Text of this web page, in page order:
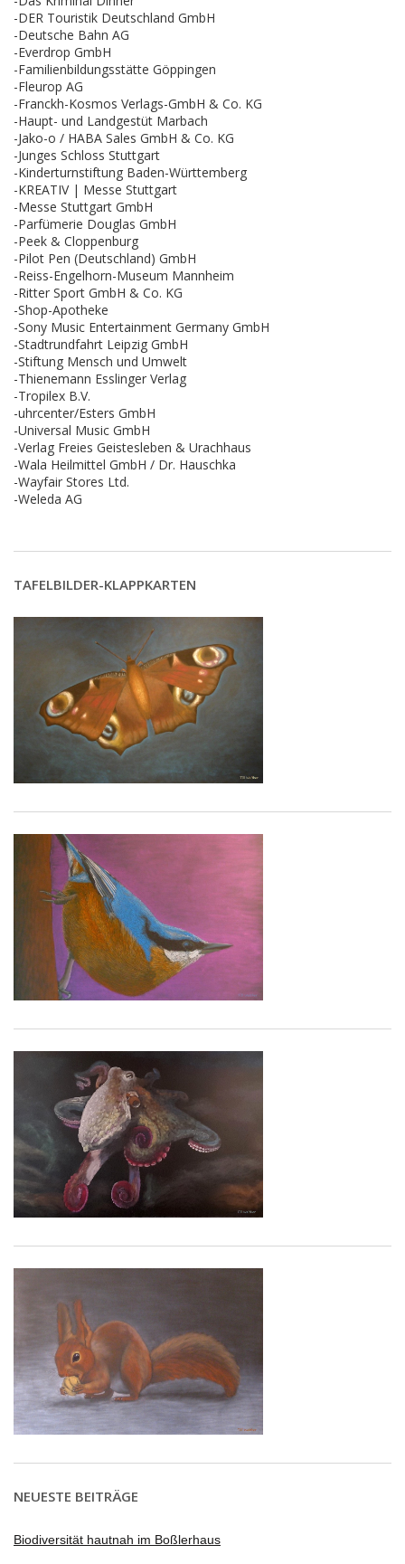
-DER Touristik Deutschland GmbH
-Deutsche Bahn AG
-Everdrop GmbH
-Familienbildungsstätte Göppingen
-Fleurop AG
-Franckh-Kosmos Verlags-GmbH & Co. KG
-Haupt- und Landgestüt Marbach
-Jako-o / HABA Sales GmbH & Co. KG
-Junges Schloss Stuttgart
-Kinderturnstiftung Baden-Württemberg
-KREATIV | Messe Stuttgart
-Messe Stuttgart GmbH
-Parfümerie Douglas GmbH
-Peek & Cloppenburg
-Pilot Pen (Deutschland) GmbH
-Reiss-Engelhorn-Museum Mannheim
-Ritter Sport GmbH & Co. KG
-Shop-Apotheke
-Sony Music Entertainment Germany GmbH
-Stadtrundfahrt Leipzig GmbH
-Stiftung Mensch und Umwelt
-Thienemann Esslinger Verlag
-Tropilex B.V.
-uhrcenter/Esters GmbH
-Universal Music GmbH
-Verlag Freies Geistesleben & Urachhaus
-Wala Heilmittel GmbH / Dr. Hauschka
-Wayfair Stores Ltd.
-Weleda AG
TAFELBILDER-KLAPPKARTEN
NEUESTE BEITRÄGE
Biodiversität hautnah im Boßlerhaus